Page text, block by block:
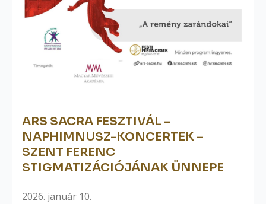
ARS SACRA FESZTIVÁL –
NAPHIMNUSZ-KONCERTEK –
SZENT FERENC
STIGMATIZÁCIÓJÁNAK ÜNNEPE
2026. január 10.